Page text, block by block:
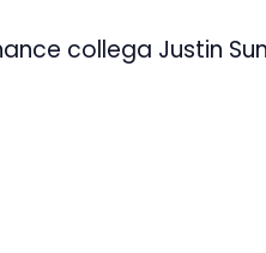
collega Justin